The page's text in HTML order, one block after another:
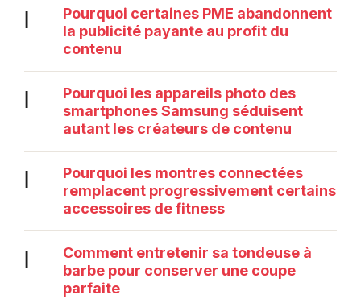
Pourquoi certaines PME abandonnent
la publicité payante au profit du
contenu
Pourquoi les appareils photo des
smartphones Samsung séduisent
autant les créateurs de contenu
Pourquoi les montres connectées
remplacent progressivement certains
accessoires de fitness
Comment entretenir sa tondeuse à
barbe pour conserver une coupe
parfaite